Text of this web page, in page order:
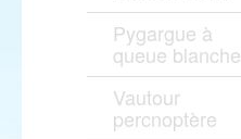
Pygargue à
queue blanche
Vautour
percnoptère